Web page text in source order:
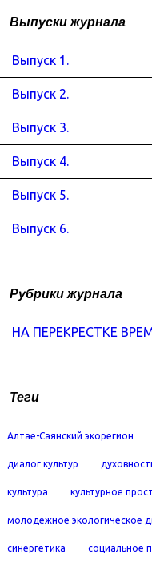
Выпуски журнала
Выпуск 1.
Выпуск 2.
Выпуск 3.
Выпуск 4.
Выпуск 5.
Выпуск 6.
Рубрики журнала
НА ПЕРЕКРЕСТКЕ
Теги
Алтае-Саянский экорегион
диалог культур
культура культурное
молодежное экологическое
синергетика социальное